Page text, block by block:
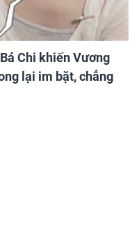
Chi khiến Vương
lại im bặt, chẳng